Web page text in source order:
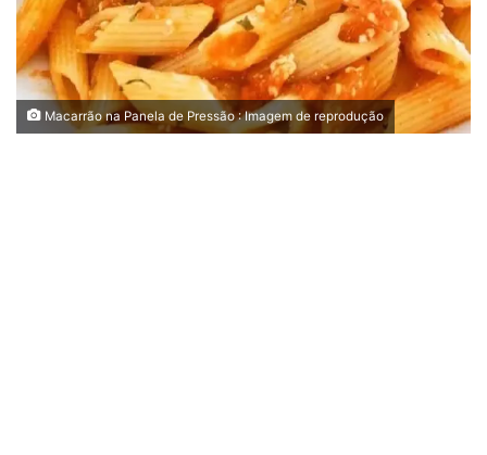
Macarrão na Panela de Pressão : Imagem de reprodução